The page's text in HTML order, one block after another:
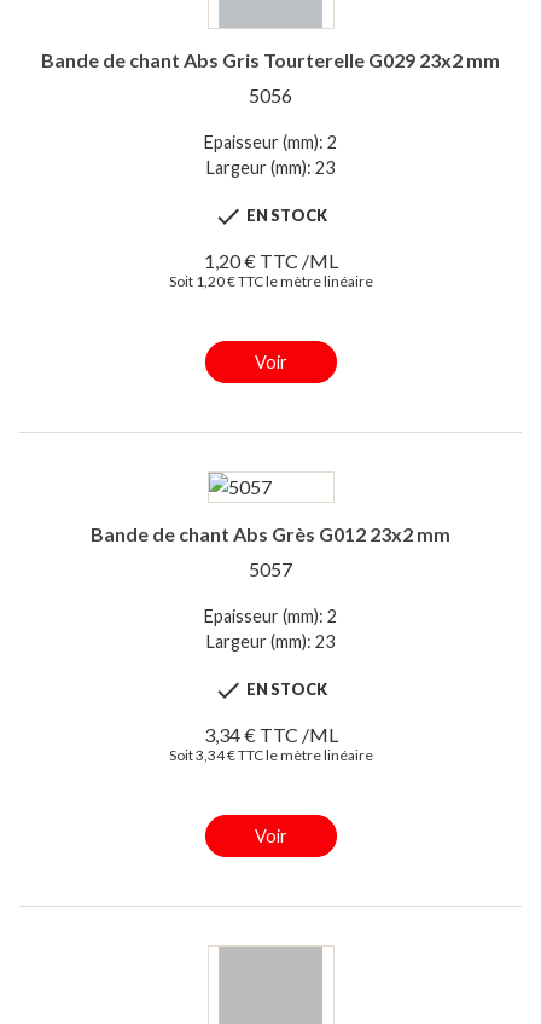
Bande de chant Abs Gris Tourterelle G029 23x2 mm
5056
Epaisseur (mm): 2
Largeur (mm): 23
 EN STOCK
1,20 € TTC /ML
Soit 1,20 € TTC le mètre linéaire
Voir
Bande de chant Abs Grès G012 23x2 mm
5057
Epaisseur (mm): 2
Largeur (mm): 23
 EN STOCK
3,34 € TTC /ML
Soit 3,34 € TTC le mètre linéaire
Voir